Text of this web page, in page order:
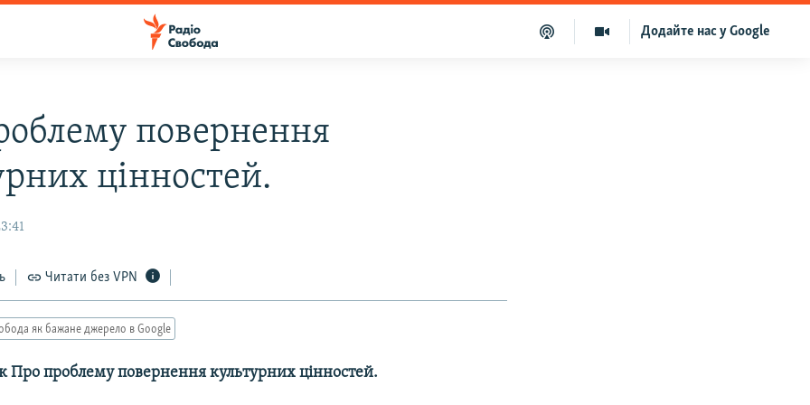
Додайте нас у Google
повернення
цінностей.
Читати без VPN
як бажане джерело в Google
Про проблему повернення культурних цінностей.